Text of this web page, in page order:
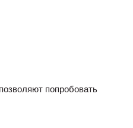
попробовать